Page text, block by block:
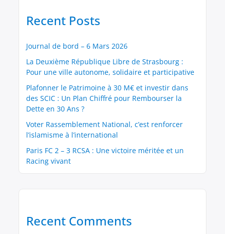
Recent Posts
Journal de bord – 6 Mars 2026
La Deuxième République Libre de Strasbourg :
Pour une ville autonome, solidaire et participative
Plafonner le Patrimoine à 30 M€ et investir dans
des SCIC : Un Plan Chiffré pour Rembourser la
Dette en 30 Ans ?
Voter Rassemblement National, c’est renforcer
l’islamisme à l’international
Paris FC 2 – 3 RCSA : Une victoire méritée et un
Racing vivant
Recent Comments